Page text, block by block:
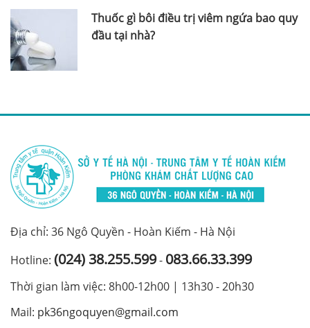
Thuốc gì bôi điều trị viêm ngứa bao quy
đầu tại nhà?
Địa chỉ: 36 Ngô Quyền - Hoàn Kiếm - Hà Nội
Hotline: (024) 38.255.599- 083.66.33.399
Thời gian làm việc: 8h00-12h00 | 13h30 - 20h30
Mail: pk36ngoquyen@gmail.com